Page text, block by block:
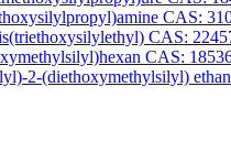
CAS:
CAS:
CAS:
2-(diethoxymethylsilyl)